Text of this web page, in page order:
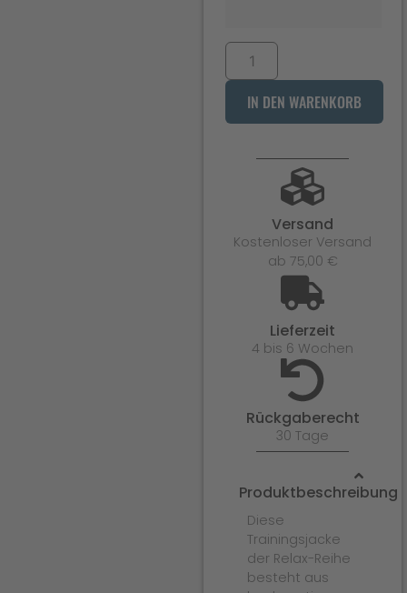
IN DEN WARENKORB
Versand
Kostenloser Versand
ab 75,00 €
Lieferzeit
4 bis 6 Wochen
Rückgaberecht
30 Tage
Produktbeschreibung
Diese
Trainingsjacke
der Relax-Reihe
besteht aus